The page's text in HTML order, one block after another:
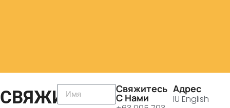
СВЯЖИТЕСЬ
Свяжитесь
С Нами
Адрес
IU English